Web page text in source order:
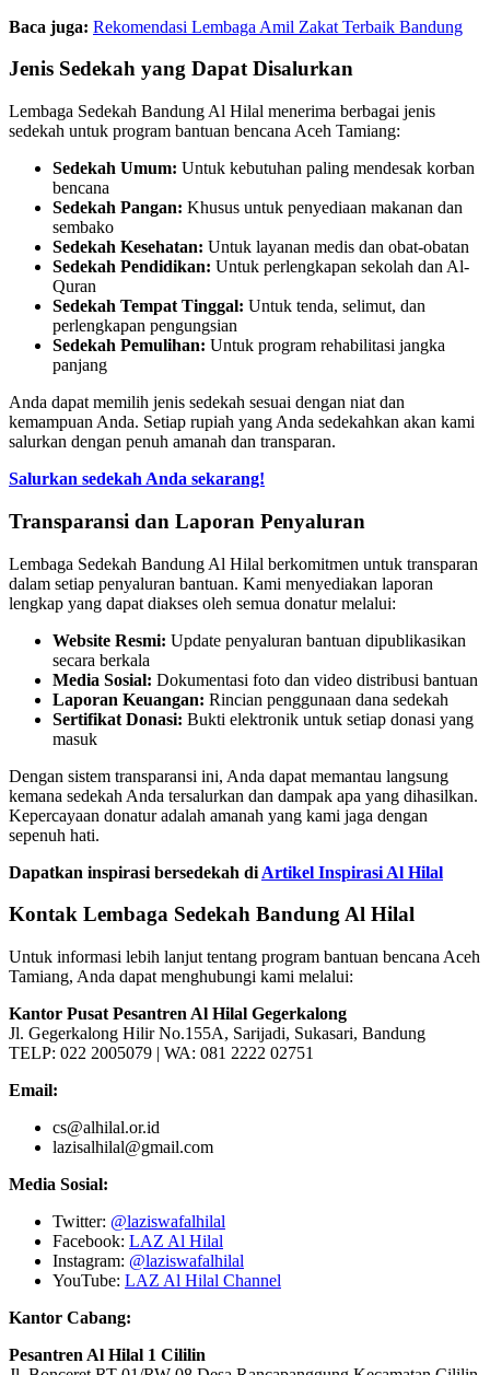
Baca juga: Rekomendasi Lembaga Amil Zakat Terbaik Bandung
Jenis Sedekah yang Dapat Disalurkan
Lembaga Sedekah Bandung Al Hilal menerima berbagai jenis
sedekah untuk program bantuan bencana Aceh Tamiang:
Sedekah Umum: Untuk kebutuhan paling mendesak korban
bencana
Sedekah Pangan: Khusus untuk penyediaan makanan dan
sembako
Sedekah Kesehatan: Untuk layanan medis dan obat-obatan
Sedekah Pendidikan: Untuk perlengkapan sekolah dan Al-
Quran
Sedekah Tempat Tinggal: Untuk tenda, selimut, dan
perlengkapan pengungsian
Sedekah Pemulihan: Untuk program rehabilitasi jangka
panjang
Anda dapat memilih jenis sedekah sesuai dengan niat dan
kemampuan Anda. Setiap rupiah yang Anda sedekahkan akan kami
salurkan dengan penuh amanah dan transparan.
Salurkan sedekah Anda sekarang!
Transparansi dan Laporan Penyaluran
Lembaga Sedekah Bandung Al Hilal berkomitmen untuk transparan
dalam setiap penyaluran bantuan. Kami menyediakan laporan
lengkap yang dapat diakses oleh semua donatur melalui:
Website Resmi: Update penyaluran bantuan dipublikasikan
secara berkala
Media Sosial: Dokumentasi foto dan video distribusi bantuan
Laporan Keuangan: Rincian penggunaan dana sedekah
Sertifikat Donasi: Bukti elektronik untuk setiap donasi yang
masuk
Dengan sistem transparansi ini, Anda dapat memantau langsung
kemana sedekah Anda tersalurkan dan dampak apa yang dihasilkan.
Kepercayaan donatur adalah amanah yang kami jaga dengan
sepenuh hati.
Dapatkan inspirasi bersedekah di Artikel Inspirasi Al Hilal
Kontak Lembaga Sedekah Bandung Al Hilal
Untuk informasi lebih lanjut tentang program bantuan bencana Aceh
Tamiang, Anda dapat menghubungi kami melalui:
Kantor Pusat Pesantren Al Hilal Gegerkalong
Jl. Gegerkalong Hilir No.155A, Sarijadi, Sukasari, Bandung
TELP: 022 2005079 | WA: 081 2222 02751
Email:
cs@alhilal.or.id
lazisalhilal@gmail.com
Media Sosial:
Twitter: @laziswafalhilal
Facebook: LAZ Al Hilal
Instagram: @laziswafalhilal
YouTube: LAZ Al Hilal Channel
Kantor Cabang:
Pesantren Al Hilal 1 Cililin